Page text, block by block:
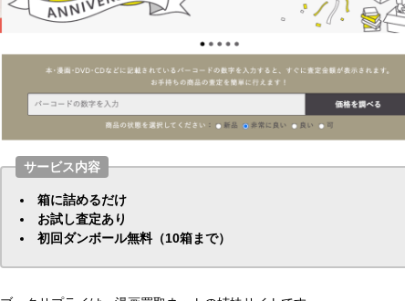
サービス内容
箱に詰めるだけ
お試し査定あり
初回ダンボール無料（10箱まで）